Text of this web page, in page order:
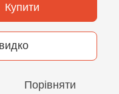
Купити
Порівняти